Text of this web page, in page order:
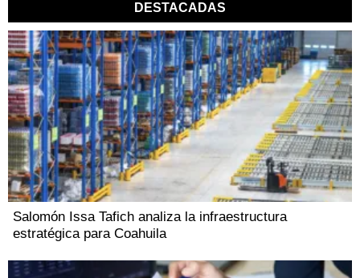
DESTACADAS
Salomón Issa Tafich analiza la infraestructura
estratégica para Coahuila